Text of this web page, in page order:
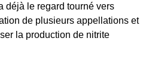
déjà le regard tourné vers
de plusieurs appellations et
la production de nitrite